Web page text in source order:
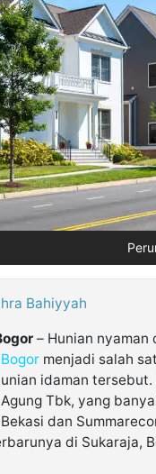
Bahiyyah
– Hunian
menjadi salah
idaman
Tbk, yang
dan
di Sukaraja,